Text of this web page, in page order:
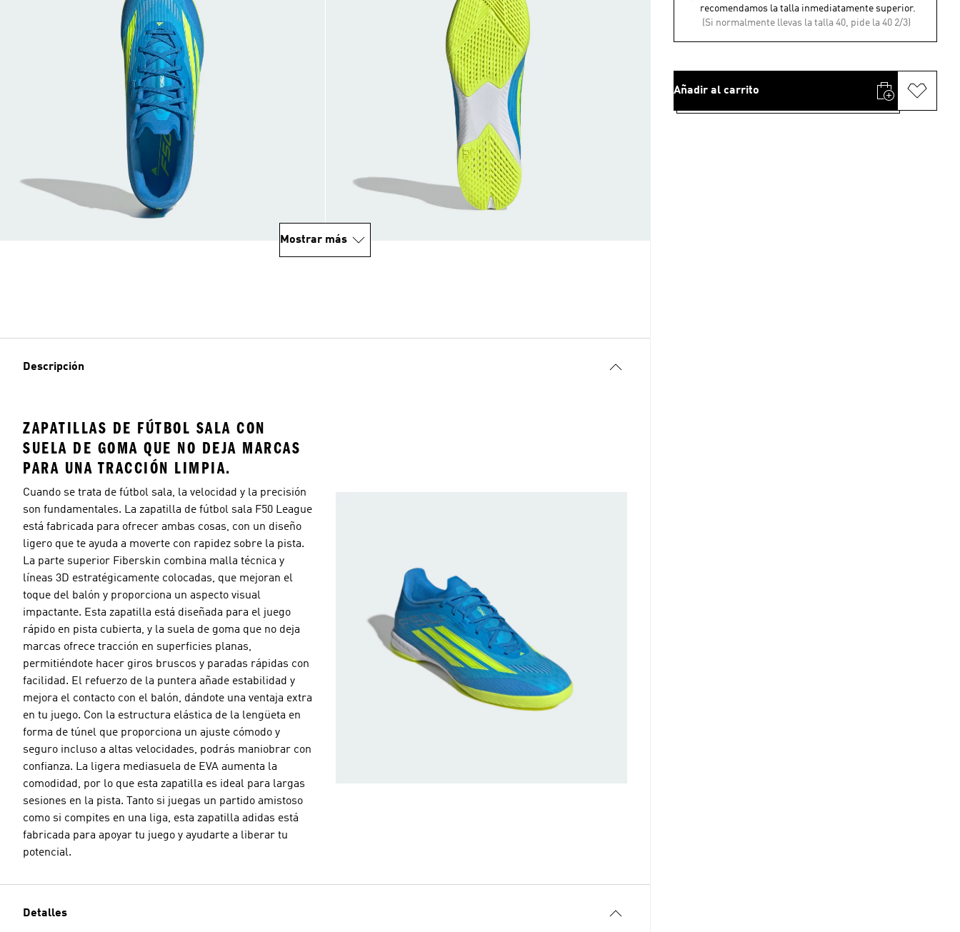
Mostrar más
Descripción
ZAPATILLAS DE FÚTBOL SALA CON
SUELA DE GOMA QUE NO DEJA MARCAS
PARA UNA TRACCIÓN LIMPIA.
Cuando se trata de fútbol sala, la velocidad y la precisión
son fundamentales. La zapatilla de fútbol sala F50 League
está fabricada para ofrecer ambas cosas, con un diseño
ligero que te ayuda a moverte con rapidez sobre la pista.
La parte superior Fiberskin combina malla técnica y
líneas 3D estratégicamente colocadas, que mejoran el
toque del balón y proporciona un aspecto visual
impactante. Esta zapatilla está diseñada para el juego
rápido en pista cubierta, y la suela de goma que no deja
marcas ofrece tracción en superficies planas,
permitiéndote hacer giros bruscos y paradas rápidas con
facilidad. El refuerzo de la puntera añade estabilidad y
mejora el contacto con el balón, dándote una ventaja extra
en tu juego. Con la estructura elástica de la lengüeta en
forma de túnel que proporciona un ajuste cómodo y
seguro incluso a altas velocidades, podrás maniobrar con
confianza. La ligera mediasuela de EVA aumenta la
comodidad, por lo que esta zapatilla es ideal para largas
sesiones en la pista. Tanto si juegas un partido amistoso
como si compites en una liga, esta zapatilla adidas está
fabricada para apoyar tu juego y ayudarte a liberar tu
potencial.
Detalles
recomendamos la talla inmediatamente superior.
(Si normalmente llevas la talla 40, pide la 40 2/3)
Añadir al carrito